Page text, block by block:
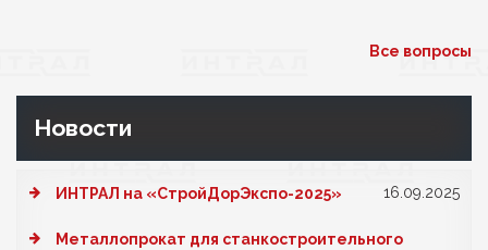
Все вопросы
Новости
ИНТРАЛ на «СтройДорЭкспо-2025» 16.09.2025
Металлопрокат для станкостроительного